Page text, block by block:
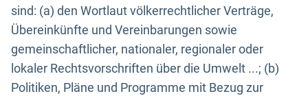
sind: (a) den Wortlaut völkerrechtlicher Verträge,
Übereinkünfte und Vereinbarungen sowie
gemeinschaftlicher, nationaler, regionaler oder
lokaler Rechtsvorschriften über die Umwelt ...; (b)
Politiken, Pläne und Programme mit Bezug zur